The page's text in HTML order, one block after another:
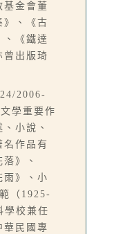
基金會董
》、《古
、《鐵達
曾出版琦
2006-
學重要作
小說、
名作品有
》、
雨》、小
（1925-
學校兼任
華民國專